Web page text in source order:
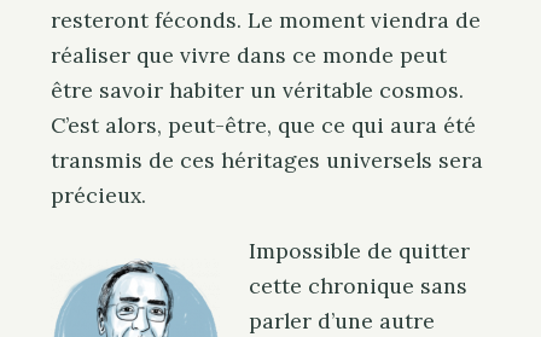
resteront féconds. Le moment viendra de
réaliser que vivre dans ce monde peut
être savoir habiter un véritable cosmos.
C’est alors, peut-être, que ce qui aura été
transmis de ces héritages universels sera
précieux.
Impossible de quitter
cette chronique sans
parler d’une autre